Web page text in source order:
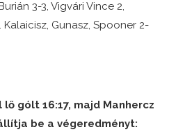
3-3, Vigvári Vince 2,
Kalaicisz, Gunasz, Spooner 2-
gólt 16:17, majd Manhercz
be a végeredményt: